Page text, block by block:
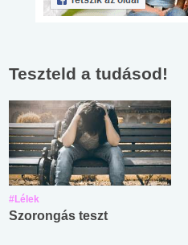
Teszteld a tudásod!
#Lélek
Szorongás teszt